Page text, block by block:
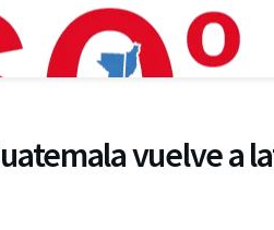
vuelve a